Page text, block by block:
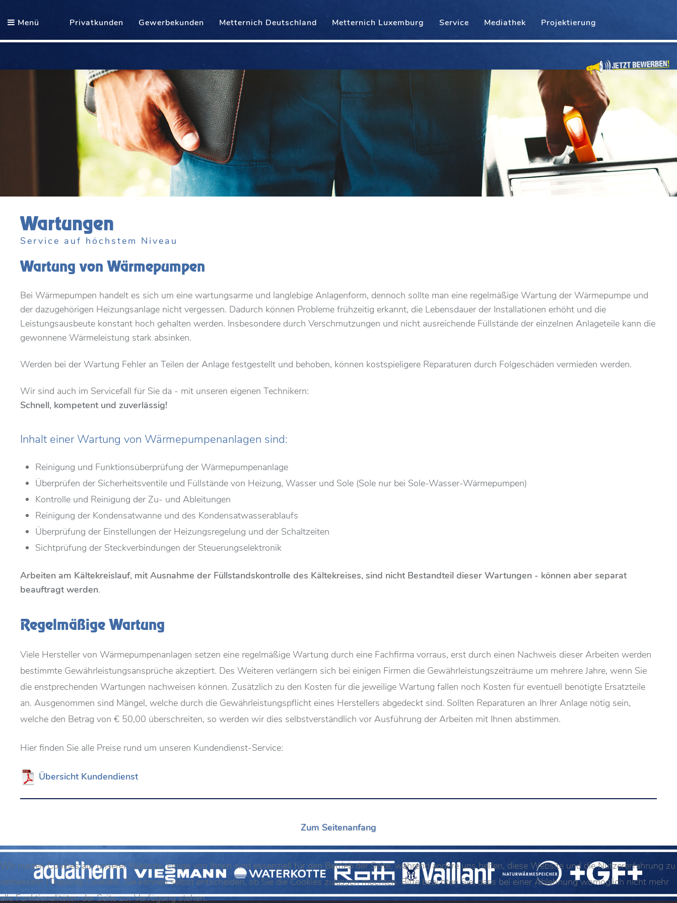
Menü Privatkunden Gewerbekunden Metternich Deutschland Metternich Luxemburg Service Mediathek Projektierung
Wartungen
Service auf höchstem Niveau
Wartung von Wärmepumpen
Bei Wärmepumpen handelt es sich um eine wartungsarme und langlebige Anlagenform, dennoch sollte man eine regelmäßige Wartung der Wärmepumpe und
der dazugehörigen Heizungsanlage nicht vergessen. Dadurch können Probleme frühzeitig erkannt, die Lebensdauer der Installationen erhöht und die
Leistungsausbeute konstant hoch gehalten werden. Insbesondere durch Verschmutzungen und nicht ausreichende Füllstände der einzelnen Anlageteile kann die
gewonnene Wärmeleistung stark absinken.
Werden bei der Wartung Fehler an Teilen der Anlage festgestellt und behoben, können kostspieligere Reparaturen durch Folgeschäden vermieden werden.
Wir sind auch im Servicefall für Sie da - mit unseren eigenen Technikern:
Schnell, kompetent und zuverlässig!
Inhalt einer Wartung von Wärmepumpenanlagen sind:
Reinigung und Funktionsüberprüfung der Wärmepumpenanlage
Überprüfen der Sicherheitsventile und Füllstände von Heizung, Wasser und Sole (Sole nur bei Sole-Wasser-Wärmepumpen)
Kontrolle und Reinigung der Zu- und Ableitungen
Reinigung der Kondensatwanne und des Kondensatwasserablaufs
Überprüfung der Einstellungen der Heizungsregelung und der Schaltzeiten
Sichtprüfung der Steckverbindungen der Steuerungselektronik
Arbeiten am Kältekreislauf, mit Ausnahme der Füllstandskontrolle des Kältekreises, sind nicht Bestandteil dieser Wartungen - können aber separat
beauftragt werden.
Regelmäßige Wartung
Viele Hersteller von Wärmepumpenanlagen setzen eine regelmäßige Wartung durch eine Fachfirma vorraus, erst durch einen Nachweis dieser Arbeiten werden
bestimmte Gewährleistungsansprüche akzeptiert. Des Weiteren verlängern sich bei einigen Firmen die Gewährleistungszeiträume um mehrere Jahre, wenn Sie
die enstprechenden Wartungen nachweisen können. Zusätzlich zu den Kosten für die jeweilige Wartung fallen noch Kosten für eventuell benötigte Ersatzteile
an. Ausgenommen sind Mängel, welche durch die Gewährleistungspflicht eines Herstellers abgedeckt sind. Sollten Reparaturen an Ihrer Anlage nötig sein,
welche den Betrag von € 50,00 überschreiten, so werden wir dies selbstverständlich vor Ausführung der Arbeiten mit Ihnen abstimmen.
Hier finden Sie alle Preise rund um unseren Kundendienst-Service:
Übersicht Kundendienst
Zum Seitenanfang
Wir nutzen Cookies auf unserer Website. Einige von ihnen sind essenziell für den Betrieb der Seite, während andere uns helfen, diese Website und die Nutzererfahrung zu
verbessern (Tracking Cookies). Sie können selbst entscheiden, ob Sie die Cookies zulassen möchten. Bitte beachten Sie, dass bei einer Ablehnung womöglich nicht mehr
alle Funktionalitäten der Seite zur Verfügung stehen.